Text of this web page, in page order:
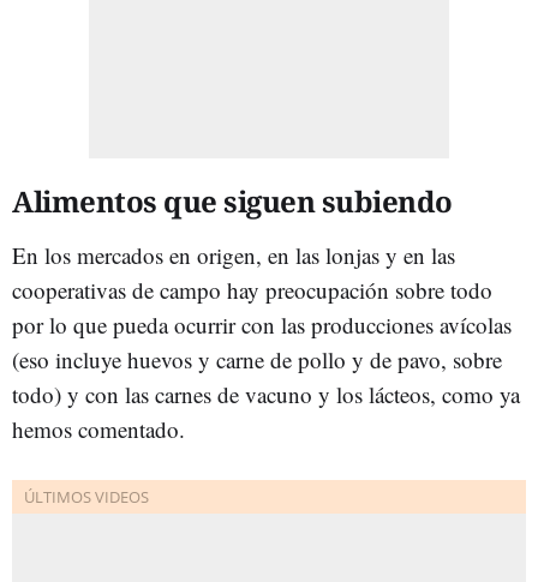
Alimentos que siguen subiendo
En los mercados en origen, en las lonjas y en las
cooperativas de campo hay preocupación sobre todo
por lo que pueda ocurrir con las producciones avícolas
(eso incluye huevos y carne de pollo y de pavo, sobre
todo) y con las carnes de vacuno y los lácteos, como ya
hemos comentado.